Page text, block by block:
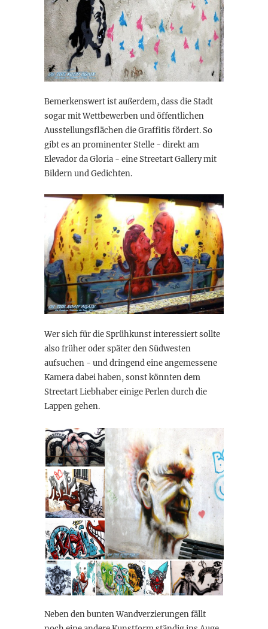
Bemerkenswert ist außerdem, dass die Stadt
sogar mit Wettbewerben und öffentlichen
Ausstellungsflächen die Graffitis fördert. So
gibt es an prominenter Stelle - direkt am
Elevador da Gloria - eine Streetart Gallery mit
Bildern und Gedichten.
Wer sich für die Sprühkunst interessiert sollte
also früher oder später den Südwesten
aufsuchen - und dringend eine angemessene
Kamera dabei haben, sonst könnten dem
Streetart Liebhaber einige Perlen durch die
Lappen gehen.
Neben den bunten Wandverzierungen fällt